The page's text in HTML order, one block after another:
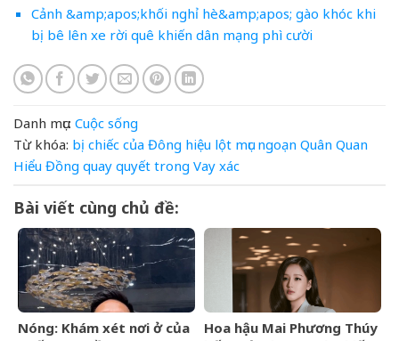
Cảnh &amp;apos;khối nghỉ hè&amp;apos; gào khóc khi
bị bê lên xe rời quê khiến dân mạng phì cười
Danh mục: Cuộc sống
Từ khóa: bị chiếc của Đông hiệu lột mục ngoạn Quân Quan
Hiểu Đồng quay quyết trong Vay xác
Bài viết cùng chủ đề:
Nóng: Khám xét nơi ở của
Hoa hậu Mai Phương Thúy